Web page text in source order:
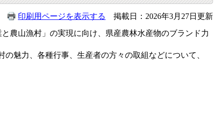
印刷用ページを表示する
掲載日：2026年3月27日更新
農山漁村」の実現に向け、県産農林水産物のブランド力
魅力、各種行事、生産者の方々の取組などについて、